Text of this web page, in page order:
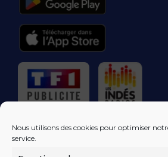
Nous utilisons des cookies pour optimiser
service.
RÉGIE PUBLICITAIRE